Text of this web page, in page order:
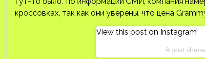
кроссовках, так как они уверены, что цена
View this post on Instagram
A post